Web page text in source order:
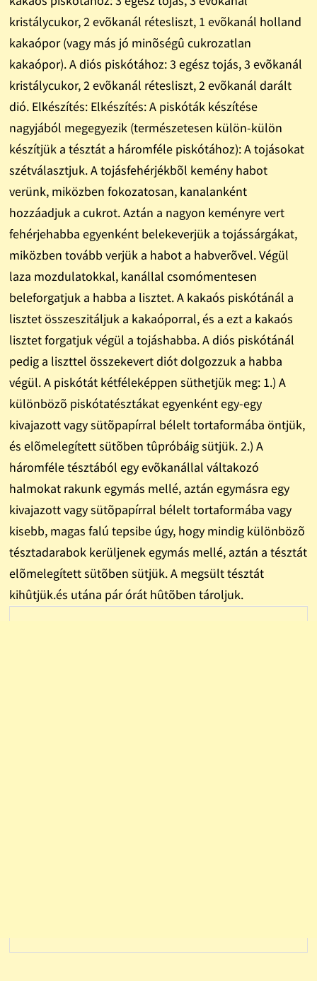
kristálycukor, 2 evõkanál rétesliszt, 1 evõkanál holland
kakaópor (vagy más jó minõségû cukrozatlan
kakaópor). A diós piskótához: 3 egész tojás, 3 evõkanál
kristálycukor, 2 evõkanál rétesliszt, 2 evõkanál darált
dió. Elkészítés: Elkészítés: A piskóták készítése
nagyjából megegyezik (természetesen külön-külön
készítjük a tésztát a háromféle piskótához): A tojásokat
szétválasztjuk. A tojásfehérjékbõl kemény habot
verünk, miközben fokozatosan, kanalanként
hozzáadjuk a cukrot. Aztán a nagyon keményre vert
fehérjehabba egyenként belekeverjük a tojássárgákat,
miközben tovább verjük a habot a habverõvel. Végül
laza mozdulatokkal, kanállal csomómentesen
beleforgatjuk a habba a lisztet. A kakaós piskótánál a
lisztet összeszitáljuk a kakaóporral, és a ezt a kakaós
lisztet forgatjuk végül a tojáshabba. A diós piskótánál
pedig a liszttel összekevert diót dolgozzuk a habba
végül. A piskótát kétféleképpen süthetjük meg: 1.) A
különbözõ piskótatésztákat egyenként egy-egy
kivajazott vagy sütõpapírral bélelt tortaformába öntjük,
és elõmelegített sütõben tûpróbáig sütjük. 2.) A
háromféle tésztából egy evõkanállal váltakozó
halmokat rakunk egymás mellé, aztán egymásra egy
kivajazott vagy sütõpapírral bélelt tortaformába vagy
kisebb, magas falú tepsibe úgy, hogy mindig különbözõ
tésztadarabok kerüljenek egymás mellé, aztán a tésztát
elõmelegített sütõben sütjük. A megsült tésztát
kihûtjük.és utána pár órát hûtõben tároljuk.